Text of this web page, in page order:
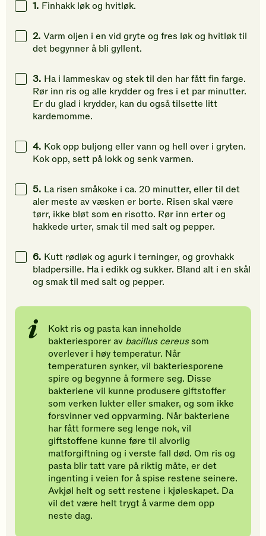
gi
vurdering.
gi
vurdering.
1. Finhakk løk og hvitløk.
2. Varm oljen i en vid gryte og fres løk og hvitløk til
det begynner å bli gyllent.
3. Ha i lammeskav og stek til den har fått fin farge.
Rør inn ris og alle krydder og fres i et par minutter.
Er du glad i krydder, kan du også tilsette litt
kardemomme.
4. Kok opp buljong eller vann og hell over i gryten.
Kok opp, sett på lokk og senk varmen.
5. La risen småkoke i ca. 20 minutter, eller til det
aler meste av væsken er borte. Risen skal være
tørr, ikke bløt som en risotto. Rør inn erter og
hakkede urter, smak til med salt og pepper.
6. Kutt rødløk og agurk i terninger, og grovhakk
bladpersille. Ha i edikk og sukker. Bland alt i en skål
og smak til med salt og pepper.
Kokt ris og pasta kan inneholde
bakteriesporer av bacillus cereussom
overlever i høy temperatur. Når
temperaturen synker, vil bakteriesporene
spire og begynne å formere seg. Disse
bakteriene vil kunne produsere giftstoffer
som verken lukter eller smaker, og som ikke
forsvinner ved oppvarming. Når bakteriene
har fått formere seg lenge nok, vil
giftstoffene kunne føre til alvorlig
matforgiftning og i verste fall død. Om ris og
pasta blir tatt vare på riktig måte, er det
ingenting i veien for å spise restene seinere.
Avkjøl helt og sett restene i kjøleskapet. Da
vil det være helt trygt å varme dem opp
neste dag.